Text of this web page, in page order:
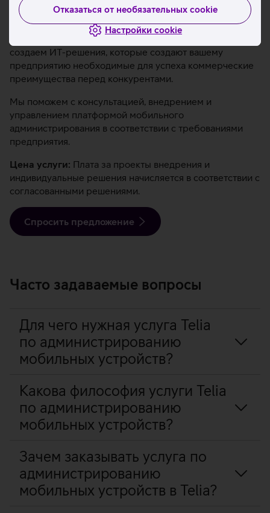
Отказаться от необязательных cookie
Настройки cookie
Мы понимаем, что каждое предприятие особенное.
Учитывая особенности именно вашего бизнеса, мы
создаем ИТ-решения, которые создают вашему
предприятию необходимые для успеха коммерческие
преимущества перед конкурентами.
Мы поможем с консультацией, внедрением и
управлением платформой мобильного
администрирования в соответствии с требованиями
предприятия.
Цена услуги: Плата за проекты внедрения и
индивидуальные решения начисляется в соответствии с
согласованными решениями.
Спросить предложение
Часто задаваемые вопросы
Для чего нужная услуга Telia
по администрированию
мобильных устройств?
Какова философия услуги Telia
по администрированию
мобильных устройств?
Зачем заказывать услуга по
администрированию
мобильных устройств в Telia?